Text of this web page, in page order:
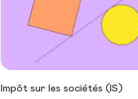
Impôt sur les sociétés (IS)